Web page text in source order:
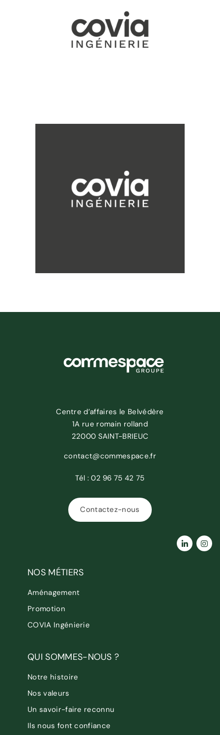
Centre d’affaires le Belvédère
1A rue romain rolland
22000 SAINT-BRIEUC
contact@commespace.fr
Tél :02 96 75 42 75
Contactez-nous
NOS MÉTIERS
Aménagement
Promotion
COVIA Ingénierie
QUI SOMMES-NOUS ?
Notre histoire
Nos valeurs
Un savoir-faire reconnu
Ils nous font confiance